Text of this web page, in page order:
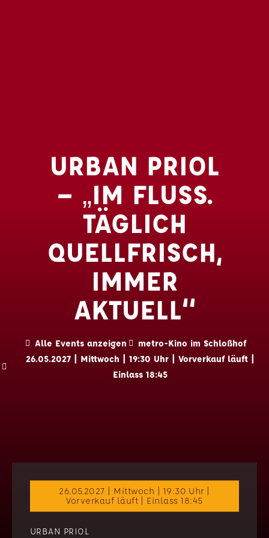
URBAN PRIOL
– „IM FLUSS.
TÄGLICH
QUELLFRISCH,
IMMER
AKTUELL“
Alle Events anzeigen
metro-Kino im Schloßhof
26.05.2027 | Mittwoch | 19:30 Uhr | Vorverkauf läuft |
Einlass 18:45
26.05.2027 | Mittwoch | 19:30 Uhr |
Vorverkauf läuft | Einlass 18:45
URBAN PRIOL